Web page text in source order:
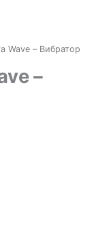
Wave – Вибратор
–